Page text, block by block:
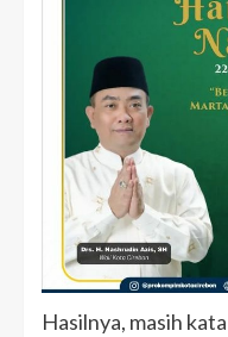
Hasilnya, masih